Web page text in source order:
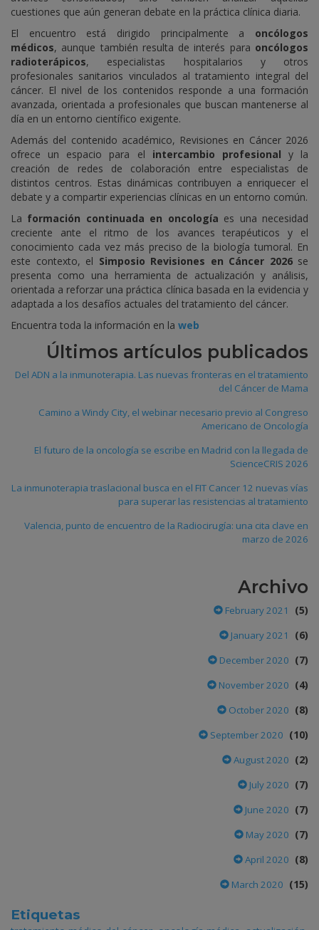
cuestiones que aún generan debate en la práctica clínica diaria.
El encuentro está dirigido principalmente a oncólogos
médicos, aunque también resulta de interés para oncólogos
radioterápicos, especialistas hospitalarios y otros
profesionales sanitarios vinculados al tratamiento integral del
cáncer. El nivel de los contenidos responde a una formación
avanzada, orientada a profesionales que buscan mantenerse al
día en un entorno científico exigente.
Además del contenido académico, Revisiones en Cáncer 2026
ofrece un espacio para el intercambio profesional y la
creación de redes de colaboración entre especialistas de
distintos centros. Estas dinámicas contribuyen a enriquecer el
debate y a compartir experiencias clínicas en un entorno común.
La formación continuada en oncología es una necesidad
creciente ante el ritmo de los avances terapéuticos y el
conocimiento cada vez más preciso de la biología tumoral. En
este contexto, el Simposio Revisiones en Cáncer 2026se
presenta como una herramienta de actualización y análisis,
orientada a reforzar una práctica clínica basada en la evidencia y
adaptada a los desafíos actuales del tratamiento del cáncer.
Encuentra toda la información en la web
Últimos artículos publicados
Del ADN a la inmunoterapia. Las nuevas fronteras en el tratamiento
del Cáncer de Mama
Camino a Windy City, el webinar necesario previo al Congreso
Americano de Oncología
El futuro de la oncología se escribe en Madrid con la llegada de
ScienceCRIS 2026
La inmunoterapia traslacional busca en el FIT Cancer 12 nuevas vías
para superar las resistencias al tratamiento
Valencia, punto de encuentro de la Radiocirugía: una cita clave en
marzo de 2026
Archivo
February 2021 (5)
January 2021 (6)
December 2020 (7)
November 2020 (4)
October 2020 (8)
September 2020 (10)
August 2020 (2)
July 2020 (7)
June 2020 (7)
May 2020 (7)
April 2020 (8)
March 2020 (15)
Etiquetas